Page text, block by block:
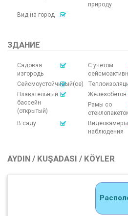
природу
Вид на город
ЗДАНИЕ
Садовая
изгородь
С учетом
Сейсмоустойчивый(ое)
Плавательный
бассейн
(открытый)
Железобетон
Рамы со
В саду
Видеокамеры
наблюдения
AYDIN / KUŞADASI / KÖYLER